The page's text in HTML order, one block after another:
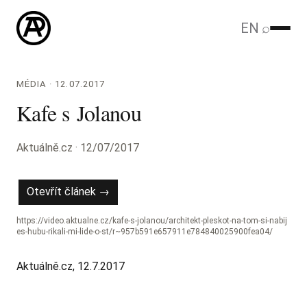
EN ⌕
MÉDIA · 12.07.2017
Kafe s Jolanou
Aktuálně.cz · 12/07/2017
Otevřít článek →
https://video.aktualne.cz/kafe-s-jolanou/architekt-pleskot-na-tom-si-nabij
es-hubu-rikali-mi-lide-o-st/r~957b591e657911e784840025900fea04/
Aktuálně.cz, 12.7.2017